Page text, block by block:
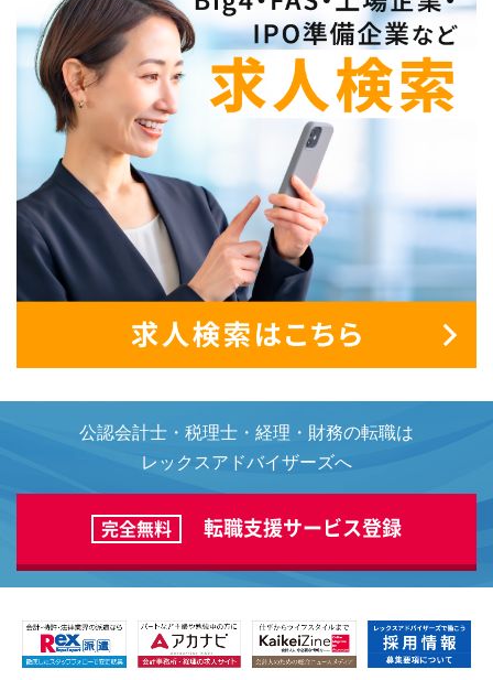
公認会計士・税理士・経理・財務の転職は
レックスアドバイザーズへ
完全無料 転職支援サービス登録